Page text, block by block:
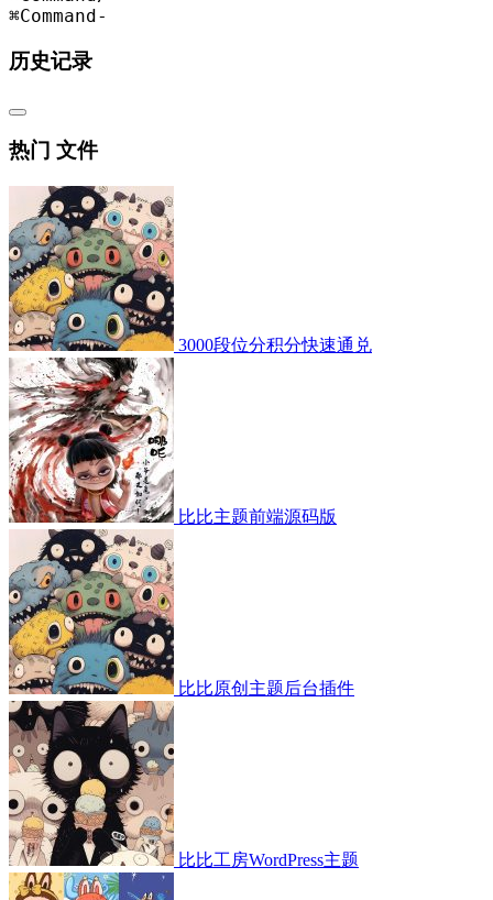
⌘Command -
历史记录
热门 文件
3000段位分积分快速通兑
比比主题前端源码版
比比原创主题后台插件
比比工房WordPress主题